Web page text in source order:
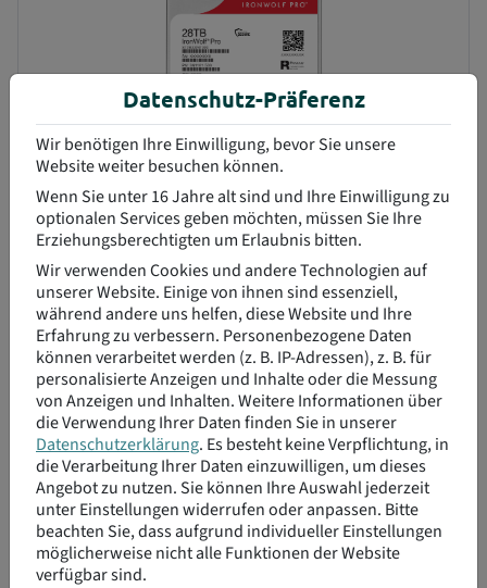
Quelle: icecat
SEAGATE HDD IronWolf PRO 3,5" 28TB SATA 7200rpm
256MB
Hersteller: SEAGATE |HAN: ST28000NT000 |EAN: 8719706438667
Kaufpreis: 912,68 € exkl. MwSt.
Verfügbare Menge: Noch41 verfügbar
Menge:
remove add add_shopping_cartWarenkorb
gradeAuf die Merkliste
Datenschutz-Präferenz
Wir benötigen Ihre Einwilligung, bevor Sie unsere
Website weiter besuchen können.
Wenn Sie unter 16 Jahre alt sind und Ihre Einwilligung zu
optionalen Services geben möchten, müssen Sie Ihre
Erziehungsberechtigten um Erlaubnis bitten.
Wir verwenden Cookies und andere Technologien auf
unserer Website. Einige von ihnen sind essenziell,
während andere uns helfen, diese Website und Ihre
Erfahrung zu verbessern. Personenbezogene Daten
können verarbeitet werden (z. B. IP-Adressen), z. B. für
personalisierte Anzeigen und Inhalte oder die Messung
von Anzeigen und Inhalten.Weitere Informationen über
die Verwendung Ihrer Daten finden Sie in unserer
Datenschutzerklärung. Es besteht keine Verpflichtung, in
die Verarbeitung Ihrer Daten einzuwilligen, um dieses
Angebot zu nutzen.Sie können Ihre Auswahl jederzeit
unter Einstellungen widerrufen oder anpassen. Bitte
beachten Sie, dass aufgrund individueller Einstellungen
möglicherweise nicht alle Funktionen der Website
verfügbar sind.